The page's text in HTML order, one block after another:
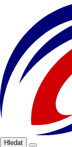
Hledat